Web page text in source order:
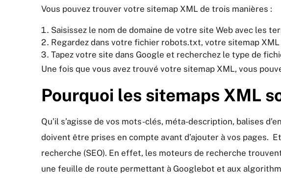
Vous pouvez trouver votre sitemap XML de trois manières :
Saisissez le nom de domaine de votre site Web avec les
Regardez dans votre fichier robots.txt, votre sitemap
Tapez votre site dans Google et recherchez le type de
Une fois que vous avez trouvé votre sitemap XML, vous
Pourquoi les sitemaps XML
Qu’il s’agisse de vos mots-clés, méta-description, balises
doivent être prises en compte avant d’ajouter à vos pages.
recherche (SEO). En effet, les moteurs de recherche
une feuille de route permettant à Googlebot et aux